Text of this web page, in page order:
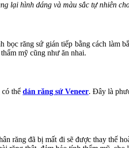
lại hình dáng và màu sắc tự nhiên
răng sứ gián tiếp bằng cách làm
mỹ cũng như ăn nhai.
thể dán răng sứ Veneer. Đây là
răng đã bị mất đi sẽ được thay thế